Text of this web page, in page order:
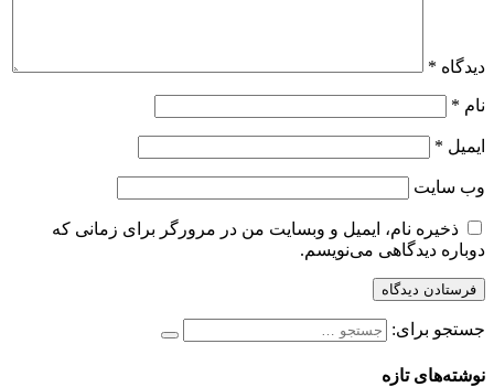
دیدگاه *
نام *
ایمیل *
وب‌ سایت
ذخیره نام، ایمیل و وبسایت من در مرورگر برای زمانی که
دوباره دیدگاهی می‌نویسم.
جستجو برای:
نوشته‌های تازه